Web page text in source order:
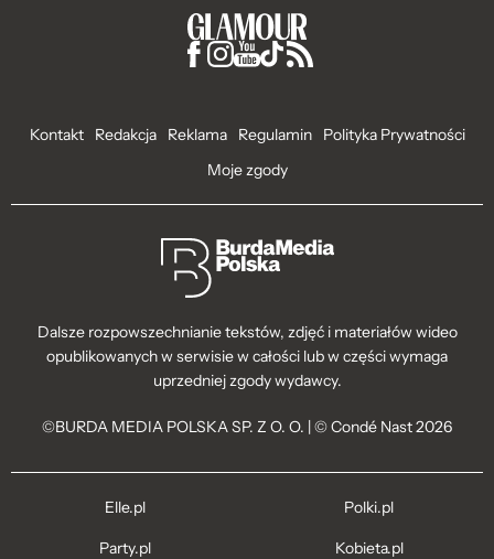
Kontakt Redakcja Reklama Regulamin
Polityka Prywatności
Moje zgody
Dalsze rozpowszechnianie tekstów, zdjęć i materiałów wideo
opublikowanych w serwisie w całości lub w części wymaga
uprzedniej zgody wydawcy.
©BURDA MEDIA POLSKA SP. Z O. O. | © Condé Nast 2026
Elle.pl
Party.pl
Polki.pl
Kobieta.pl